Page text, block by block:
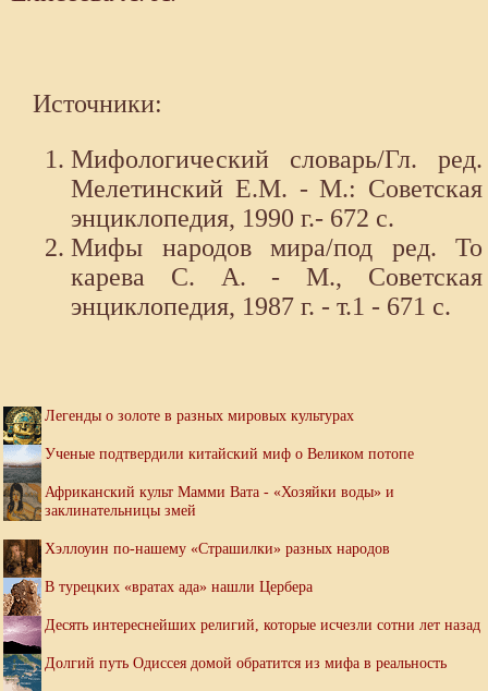
Источники:
Мифологический словарь/Гл. ред.
Мелетинский Е.М. - М.: Советская
энциклопедия, 1990 г.- 672 с.
Мифы народов мира/под ред. То
карева С. А. - М., Советская
энциклопедия, 1987 г. - т.1 - 671 с.
Легенды о золоте в разных мировых культурах
Ученые подтвердили китайский миф о Великом потопе
Африканский культ Мамми Вата - «Хозяйки воды» и
заклинательницы змей
Хэллоуин по-нашему «Страшилки» разных народов
В турецких «вратах ада» нашли Цербера
Десять интереснейших религий, которые исчезли сотни лет назад
Долгий путь Одиссея домой обратится из мифа в реальность